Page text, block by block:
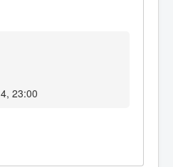
23:00